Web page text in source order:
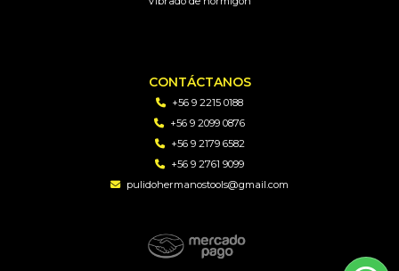
CONTÁCTANOS
+56 9 2215 0188
+56 9 2099 0876
+56 9 2179 6582
+56 9 2761 9099
pulidohermanostools@gmail.com